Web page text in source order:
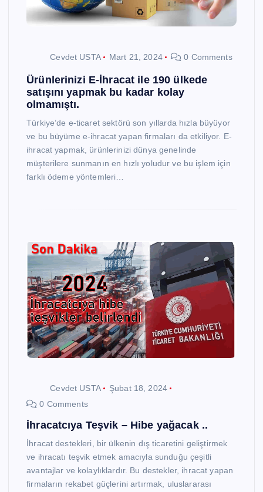
Cevdet USTA Mart 21, 2024 0 Comments
Ürünlerinizi E-İhracat ile 190 ülkede
satışını yapmak bu kadar kolay
olmamıştı.
Türkiye’de e-ticaret sektörü son yıllarda hızla büyüyor
ve bu büyüme e-ihracat yapan firmaları da etkiliyor. E-
ihracat yapmak, ürünlerinizi dünya genelinde
müşterilere sunmanın en hızlı yoludur ve bu işlem için
farklı ödeme yöntemleri…
Cevdet USTA
Şubat 18, 2024
0 Comments
İhracatcıya Teşvik – Hibe yağacak ..
İhracat destekleri, bir ülkenin dış ticaretini geliştirmek
ve ihracatı teşvik etmek amacıyla sunduğu çeşitli
avantajlar ve kolaylıklardır. Bu destekler, ihracat yapan
firmaların rekabet güçlerini artırmak, uluslararası